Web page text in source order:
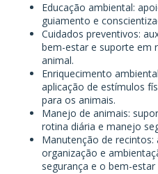
Educação ambiental:
guiamento e
Cuidados preventivos:
bem-estar e suporte em
animal.
Enriquecimento
aplicação de estímulos
para os animais.
Manejo de animais:
rotina diária e manejo
Manutenção de recintos:
organização e
segurança e o bem-estar